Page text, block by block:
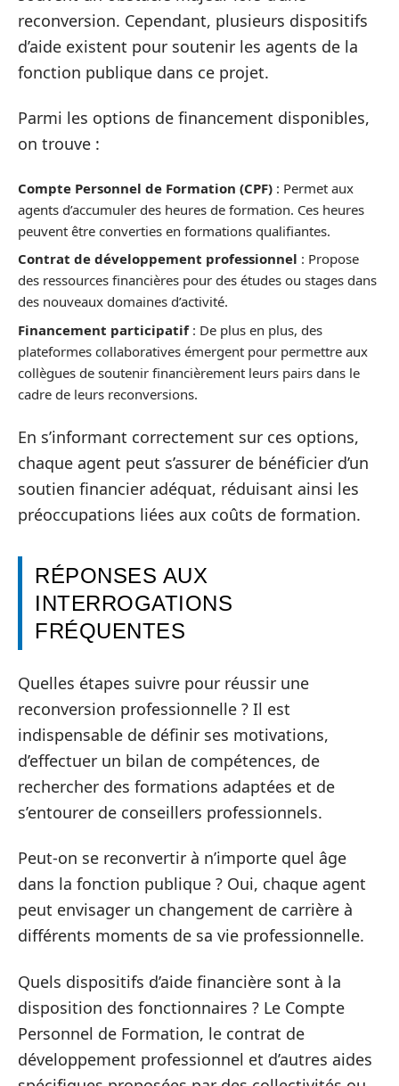
reconversion. Cependant, plusieurs dispositifs
d’aide existent pour soutenir les agents de la
fonction publique dans ce projet.
Parmi les options de financement disponibles,
on trouve :
Compte Personnel de Formation (CPF) : Permet aux
agents d’accumuler des heures de formation. Ces heures
peuvent être converties en formations qualifiantes.
Contrat de développement professionnel : Propose
des ressources financières pour des études ou stages dans
des nouveaux domaines d’activité.
Financement participatif: De plus en plus, des
plateformes collaboratives émergent pour permettre aux
collègues de soutenir financièrement leurs pairs dans le
cadre de leurs reconversions.
En s’informant correctement sur ces options,
chaque agent peut s’assurer de bénéficier d’un
soutien financier adéquat, réduisant ainsi les
préoccupations liées aux coûts de formation.
RÉPONSES AUX
INTERROGATIONS
FRÉQUENTES
Quelles étapes suivre pour réussir une
reconversion professionnelle ? Il est
indispensable de définir ses motivations,
d’effectuer un bilan de compétences, de
rechercher des formations adaptées et de
s’entourer de conseillers professionnels.
Peut-on se reconvertir à n’importe quel âge
dans la fonction publique ? Oui, chaque agent
peut envisager un changement de carrière à
différents moments de sa vie professionnelle.
Quels dispositifs d’aide financière sont à la
disposition des fonctionnaires ? Le Compte
Personnel de Formation, le contrat de
développement professionnel et d’autres aides